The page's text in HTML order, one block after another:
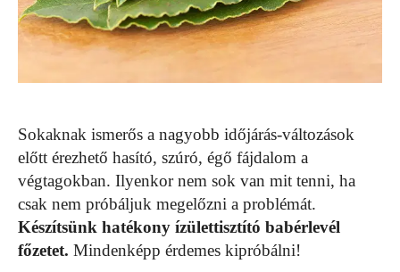
Sokaknak ismerős a nagyobb időjárás-változások
előtt érezhető hasító, szúró, égő fájdalom a
végtagokban. Ilyenkor nem sok van mit tenni, ha
csak nem próbáljuk megelőzni a problémát.
Készítsünk hatékony ízülettisztító babérlevél
főzetet. Mindenképp érdemes kipróbálni!